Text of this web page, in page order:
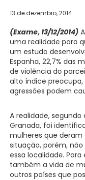
13 de dezembro, 2014
(Exame, 13/12/2014)
uma realidade para
um estudo
Espanha, 22,7% das
de violência do
alto índice
agressões podem
A realidade, segundo
Granada, foi
mulheres que deram
situação, porém,
essa localidade.
também a vida de
outros países que